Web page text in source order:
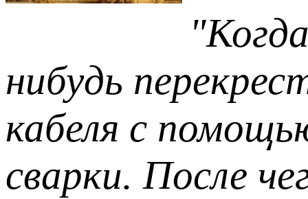
нибудь
кабеля с
сварки. После